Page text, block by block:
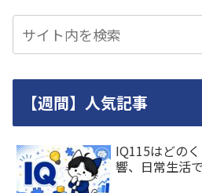
【週間】人気記事
IQ115はどの
響、日常生活